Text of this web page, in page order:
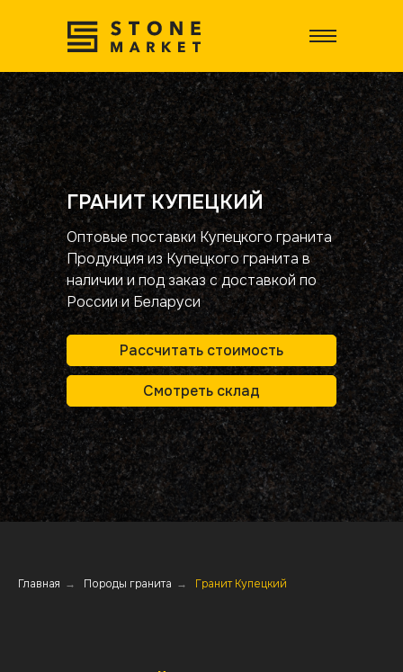
ГРАНИТ КУПЕЦКИЙ
Рассчитать стоимость
Оптовые поставки Купецкого гранита
Продукция из Купецкого гранита в
наличии и под заказ с доставкой по
России и Беларуси
Смотреть склад
Главная → Породы гранита → Гранит Купецкий